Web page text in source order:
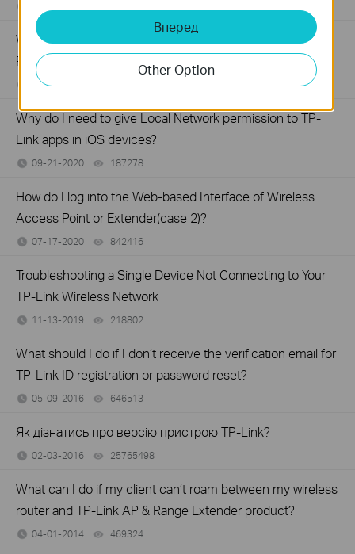
What should I do if I fail to configure TP-Link Access
Point?
12-16-2020 164716views
Why do I need to give Local Network permission to TP-
Link apps in iOS devices?
09-21-2020 187278
How do I log into the Web-based Interface of Wireless
Access Point or Extender(case 2)?
07-17-2020 842416
Troubleshooting a Single Device Not Connecting to Your
TP-Link Wireless Network
11-13-2019 218802
What should I do if I don’t receive the verification email for
TP-Link ID registration or password reset?
05-09-2016 646513
Як дізнатись про версію пристрою TP-Link?
02-03-2016 25765498
What can I do if my client can’t roam between my wireless
router and TP-Link AP & Range Extender product?
04-01-2014 469324
Вперед
Other Option